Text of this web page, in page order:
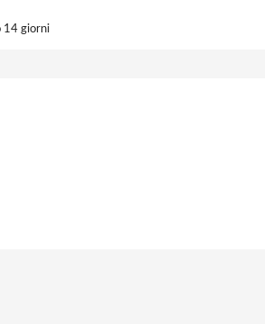
14 giorni